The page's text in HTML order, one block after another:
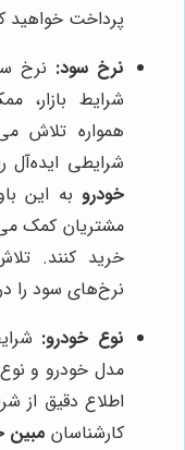
پرداخت خواهید
نرخ سود: نرخ
شرایط بازار،
همواره تلاش
شرایطی ایده‌آل
خودرو به این
مشتریان کمک
خرید کنند.
نرخ‌های سود را در
نوع خودرو:
مدل خودرو و
اطلاع دقیق از
کارشناسان مبین